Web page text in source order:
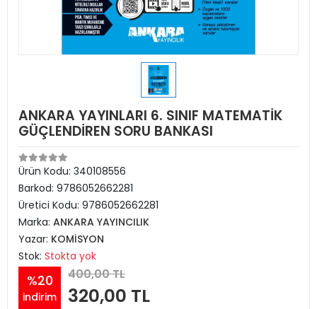
ANKARA YAYINLARI 6. SINIF MATEMATİK
GÜÇLENDİREN SORU BANKASI
Ürün Kodu: 340108556
Barkod: 9786052662281
Üretici Kodu: 9786052662281
Marka: ANKARA YAYINCILIK
Yazar: KOMİSYON
Stok: Stokta yok
%20
indirim
400,00 TL
320,00 TL